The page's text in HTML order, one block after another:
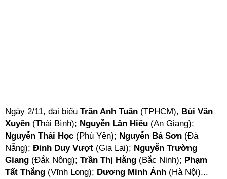
Ngày 2/11, đại biểu Trần Anh Tuấn (TPHCM), Bùi Văn
Xuyền (Thái Bình); Nguyễn Lân Hiếu (An Giang);
Nguyễn Thái Học (Phú Yên); Nguyễn Bá Sơn (Đà
Nẵng); Đinh Duy Vượt (Gia Lai); Nguyễn Trường
Giang (Đắk Nông); Trần Thị Hằng (Bắc Ninh); Phạm
Tất Thắng (Vĩnh Long); Dương Minh Ánh (Hà Nội)...